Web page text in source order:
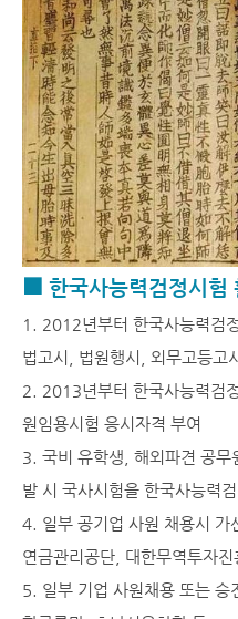
■ 한국사능력검정시험
1. 2012년부터 한국사능력검
법고시, 법원행시, 외무고등고
2. 2013년부터 한국사능력검
원임용시험 응시자격 부여
3. 국비 유학생, 해외파견 공무
발 시 국사시험을 한국사능력
4. 일부 공기업 사원 채용시 가
연금관리공단, 대한무역투자
5. 일부 기업 사원채용 또는 승